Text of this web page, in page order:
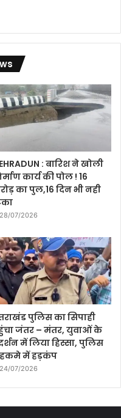
: बारिश ने खोली
कार्य की पोल ! 16
का पुल,16 दिन भी नही
28/07/2026
पुलिस का सिपाही
जंतर – मंतर, युवाओं के
में लिया हिस्सा, पुलिस
में हड़कंप
24/07/2026